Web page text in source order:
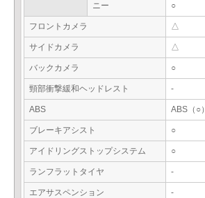
ニー ○
フロントカメラ △
サイドカメラ △
バックカメラ ○
頸部衝撃緩和ヘッドレスト -
ABS ABS（○）
ブレーキアシスト ○
アイドリングストップシステム ○
ランフラットタイヤ -
エアサスペンション -